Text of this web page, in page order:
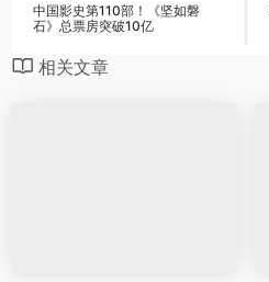
中国影史第110部！《坚如磐
石》总票房突破10亿
相关文章